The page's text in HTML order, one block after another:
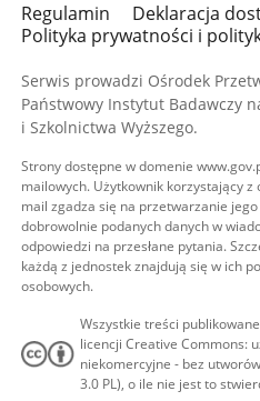
Regulamin
Deklaracja
Polityka prywatności i
Serwis prowadzi Ośrodek
Państwowy Instytut Badawczy
i Szkolnictwa Wyższego.
Strony dostępne w domenie
mailowych. Użytkownik korzystający
mail zgadza się na przetwarzanie
dobrowolnie podanych danych w
odpowiedzi na przesłane pytania.
każdą z jednostek znajdują się w ich
osobowych.
Wszystkie treści
licencji Creative Commons:
niekomercyjne - bez
3.0 PL), o ile nie jest to